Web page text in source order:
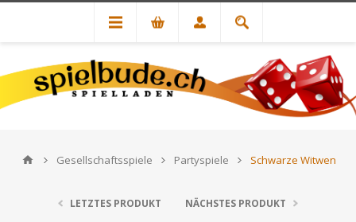
Gesellschaftsspiele Partyspiele Schwarze Witwen
LETZTES PRODUKT NÄCHSTES PRODUKT